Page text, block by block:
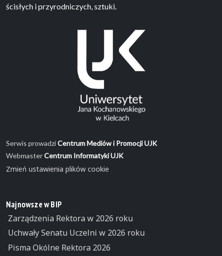
ścisłych i przyrodniczych, sztuki.
Serwis prowadziCentrum Mediów i Promocji UJK
WebmasterCentrum Informatyki UJK
Zmień ustawienia plików cookie
Najnowsze w BIP
Zarządzenia Rektora w 2026 roku
Uchwały Senatu Uczelni w 2026 roku
Pisma Okólne Rektora 2026